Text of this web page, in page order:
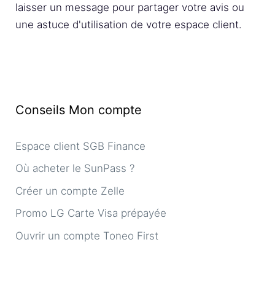
laisser un message pour partager votre avis ou
une astuce d'utilisation de votre espace client.
Conseils Mon compte
Espace client SGB Finance
Où acheter le SunPass ?
Créer un compte Zelle
Promo LG Carte Visa prépayée
Ouvrir un compte Toneo First